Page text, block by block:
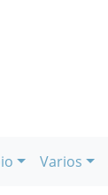
Varios